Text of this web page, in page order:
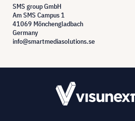
SMS group GmbH
Am SMS Campus 1
41069 Mönchengladbach
Germany
info@smartmediasolutions.se